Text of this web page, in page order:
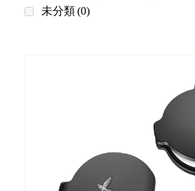
未分類(0)